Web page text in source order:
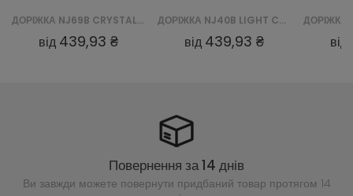
ДОРІЖКА NJ69B CRYSTAL CHODNIK GYU - BRĄZOWY
від 439,93 ₴
ДОРІЖКА NJ40B LIGHT CRYSTAL CHODNIK HBB - SZARY
від 439,93 ₴ від
Повернення за 14 днів
Ви завжди можете повернути придбаний товар протягом 14